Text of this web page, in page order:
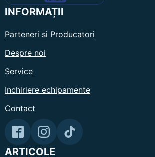
INFORMAȚII
Parteneri si Producatori
Despre noi
Service
Inchiriere echipamente
Contact
ARTICOLE